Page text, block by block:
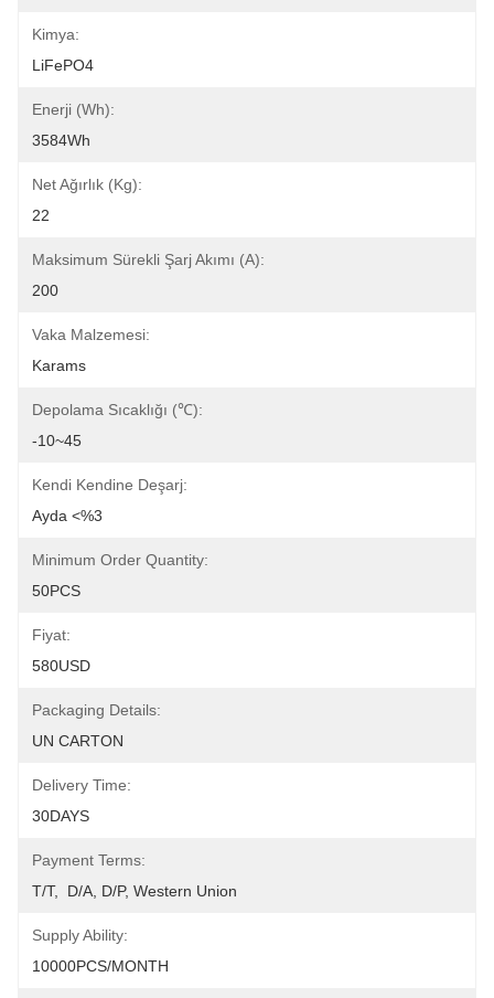
Kimya:
LiFePO4
Enerji (Wh):
3584Wh
Net Ağırlık (kg):
22
Maksimum Sürekli Şarj Akımı (A):
200
Vaka Malzemesi:
Karams
Depolama Sıcaklığı (℃):
-10~45
Kendi Kendine Deşarj:
Ayda <%3
Minimum Order Quantity:
50PCS
Fiyat:
580USD
Packaging Details:
UN CARTON
Delivery Time:
30DAYS
Payment Terms:
T/T,  D/A, D/P, Western Union
Supply Ability:
10000PCS/MONTH